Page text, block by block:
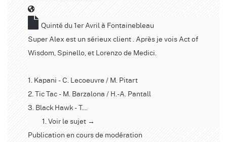
Quinté du 1er Avril à Fontainebleau
Super Alex est un sérieux client . Après je vois Act of
Wisdom, Spinello, et Lorenzo de Medici.
1. Kapani - C. Lecoeuvre / M. Pitart
2. Tic Tac - M. Barzalona / H.-A. Pantall
3. Black Hawk - T....
Voir le sujet →
Publication en cours de modération